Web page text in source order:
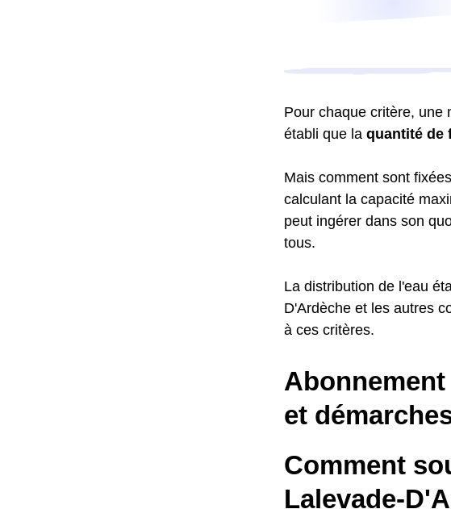
Pour chaque critère, une
établi que la quantité de
Mais comment sont
calculant la capacité
peut ingérer dans son
tous.
La distribution de l'eau
D'Ardèche et les autres
à ces critères.
et
Comment
Lalevade-